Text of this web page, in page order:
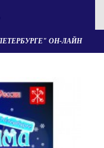
ОН-ЛАЙН